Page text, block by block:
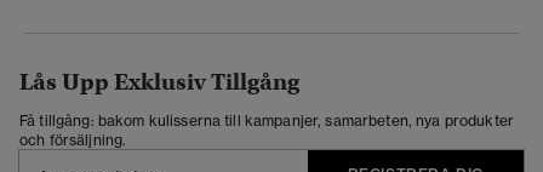
Lås Upp Exklusiv Tillgång
Få tillgång: bakom kulisserna till kampanjer, samarbeten, nya produkter
och försäljning.